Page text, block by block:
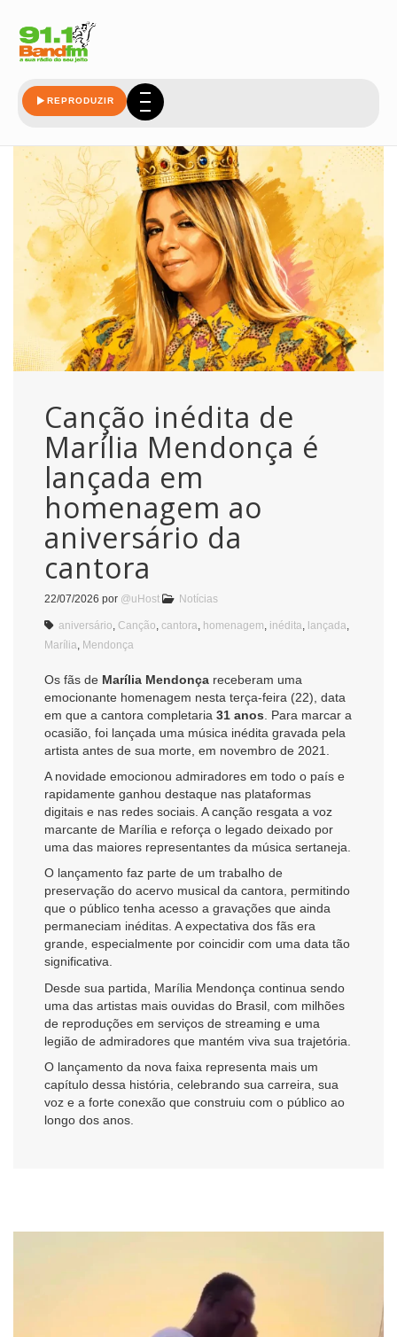
REPRODUZIR
Canção inédita de
Marília Mendonça é
lançada em
homenagem ao
aniversário da
cantora
22/07/2026 por @uHost Notícias
aniversário Canção cantora homenagem inédita lançada
Marília Mendonça
Os fãs de Marília Mendonça receberam uma
emocionante homenagem nesta terça-feira (22), data
em que a cantora completaria 31 anos . Para marcar a
ocasião, foi lançada uma música inédita gravada pela
artista antes de sua morte, em novembro de 2021.
A novidade emocionou admiradores em todo o país e
rapidamente ganhou destaque nas plataformas
digitais e nas redes sociais. A canção resgata a voz
marcante de Marília e reforça o legado deixado por
uma das maiores representantes da música sertaneja.
O lançamento faz parte de um trabalho de
preservação do acervo musical da cantora, permitindo
que o público tenha acesso a gravações que ainda
permaneciam inéditas. A expectativa dos fãs era
grande, especialmente por coincidir com uma data tão
significativa.
Desde sua partida, Marília Mendonça continua sendo
uma das artistas mais ouvidas do Brasil, com milhões
de reproduções em serviços de streaming e uma
legião de admiradores que mantém viva sua trajetória.
O lançamento da nova faixa representa mais um
capítulo dessa história, celebrando sua carreira, sua
voz e a forte conexão que construiu com o público ao
longo dos anos.